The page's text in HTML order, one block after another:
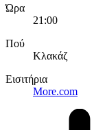
Ώρα
21:00
Πού
Κλακάζ
Εισιτήρια
More.com